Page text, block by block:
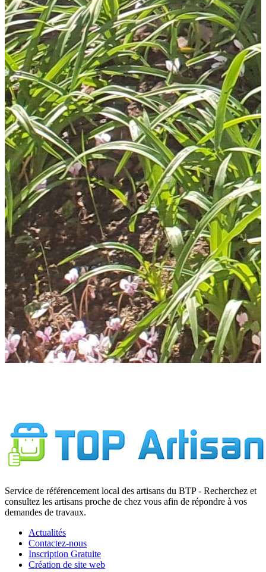
Service de référencement local des artisans du BTP - Recherchez et
consultez les artisans proche de chez vous afin de répondre à vos
demandes de travaux.
Actualités
Contactez-nous
Inscription Gratuite
Création de site web